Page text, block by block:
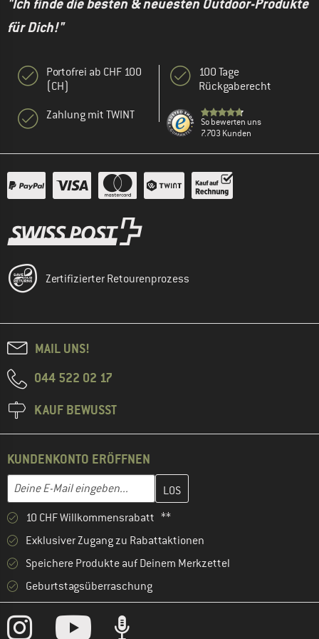
"Ich finde die besten & neuesten Outdoor-Produkte
für Dich!"
Portofrei ab CHF 100
(CH)
Zahlung mit TWINT
100 Tage
Rückgaberecht
So bewerten uns
7.703 Kunden
Zertifizierter Retourenprozess
MAIL UNS!
044 522 02 17
KAUF BEWUSST
KUNDENKONTO ERÖFFNEN
E-Mail-Adresse
Gib hier deine E-Mail-Adresse ein und erstelle im nächsten
10 CHF Willkommensrabatt **
Exklusiver Zugang zu Rabattaktionen
Speichere Produkte auf Deinem Merkzettel
Geburtstagsüberraschung